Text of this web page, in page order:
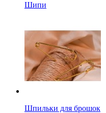
Шипи
Шпильки для брошок